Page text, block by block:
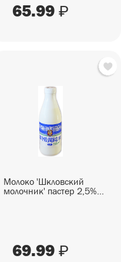
65.99 ₽
Молоко 'Шкловский
молочник' пастер 2,5%...
69.99 ₽